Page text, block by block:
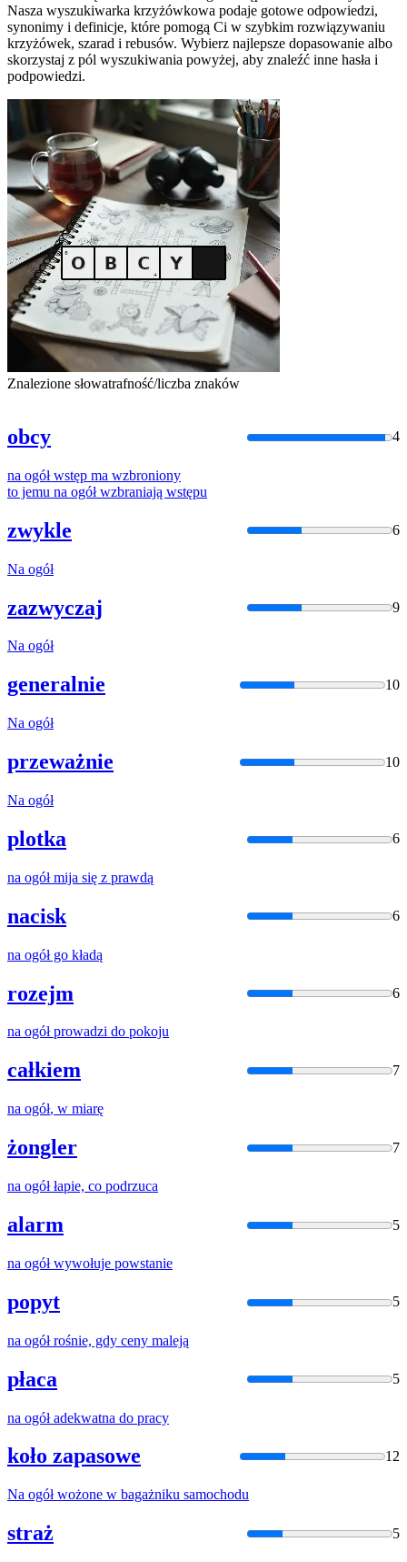
Nasza wyszukiwarka krzyżówkowa podaje gotowe odpowiedzi,
synonimy i definicje, które pomogą Ci w szybkim rozwiązywaniu
krzyżówek, szarad i rebusów. Wybierz najlepsze dopasowanie albo
skorzystaj z pól wyszukiwania powyżej, aby znaleźć inne hasła i
podpowiedzi.
Znalezione słowatrafność/liczba znaków
obcy 4
na ogół wstęp ma wzbroniony
to jemu na ogółwzbraniają wstępu
zwykle 6
Na ogół
zazwyczaj 9
Na ogół
generalnie 10
Na ogół
przeważnie 10
Na ogół
plotka 6
na ogółmija się z prawdą
nacisk 6
na ogółgo kładą
rozejm 6
na ogółprowadzi do pokoju
całkiem 7
na ogół, w miarę
żongler 7
na ogółłapie, co podrzuca
alarm 5
na ogółwywołuje powstanie
popyt 5
na ogółrośnie, gdy ceny maleją
płaca 5
na ogóładekwatna do pracy
koło zapasowe 12
Na ogółwożone w bagażniku samochodu
straż 5